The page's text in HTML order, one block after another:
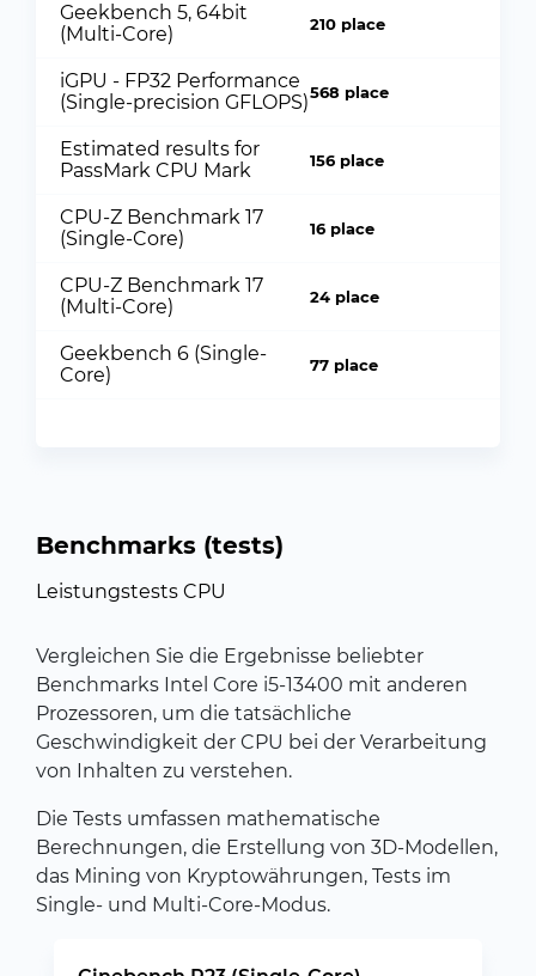
Geekbench 5, 64bit
(Multi-Core)
210 place
iGPU - FP32 Performance
(Single-precision GFLOPS)568 place
Estimated results for
PassMark CPU Mark
156 place
CPU-Z Benchmark 17
(Single-Core)
16 place
CPU-Z Benchmark 17
(Multi-Core)
24 place
Geekbench 6 (Single-
Core)
77 place
Benchmarks (tests)
Leistungstests CPU
Vergleichen Sie die Ergebnisse beliebter
Benchmarks Intel Core i5-13400 mit anderen
Prozessoren, um die tatsächliche
Geschwindigkeit der CPU bei der Verarbeitung
von Inhalten zu verstehen.
Die Tests umfassen mathematische
Berechnungen, die Erstellung von 3D-Modellen,
das Mining von Kryptowährungen, Tests im
Single- und Multi-Core-Modus.